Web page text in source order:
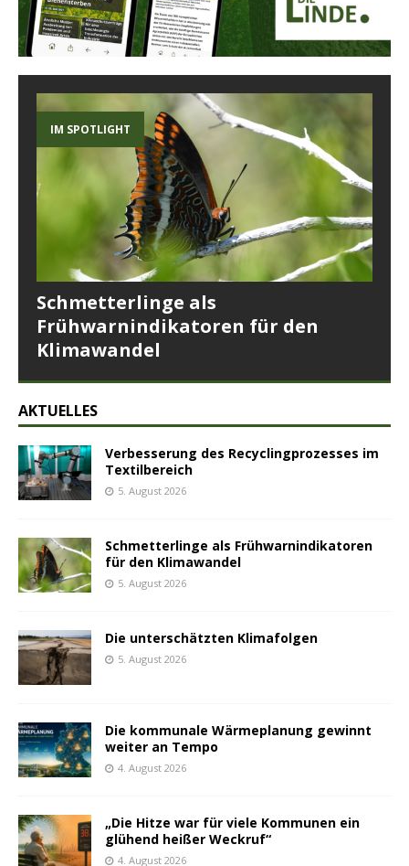
IM SPOTLIGHT
Schmetterlinge als
Frühwarnindikatoren für den
Klimawandel
AKTUELLES
Verbesserung des Recyclingprozesses im
Textilbereich
5. August 2026
Schmetterlinge als Frühwarnindikatoren
für den Klimawandel
5. August 2026
Die unterschätzten Klimafolgen
5. August 2026
Die kommunale Wärmeplanung gewinnt
weiter an Tempo
4. August 2026
„Die Hitze war für viele Kommunen ein
glühend heißer Weckruf“
4. August 2026